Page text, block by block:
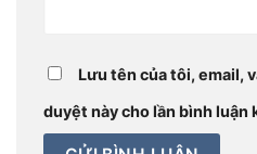
Lưu tên của tôi, email,
duyệt này cho lần bình luận